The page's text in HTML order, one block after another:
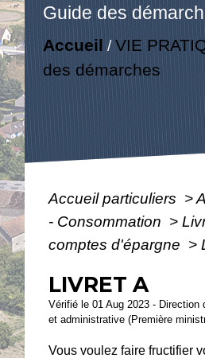
Guide des
Accueil /VIE
des démarches
Accueil particuliers >
- Consommation >
comptes d'épargne >
LIVRET A
Vérifié le 01 Aug 2023 - Direction
et administrative (Première
Vous voulez faire fructifier